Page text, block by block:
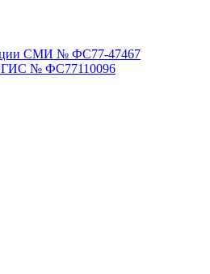
СМИ № ФС77-47467
№ ФС77110096